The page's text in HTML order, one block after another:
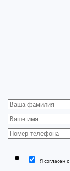
Я согласен с